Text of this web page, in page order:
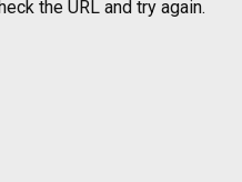
the URL and try again.